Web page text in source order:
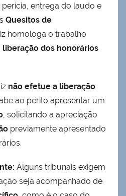
entrega do laudo e
Quesitos de
homologa o trabalho
liberação dos honorários
não efetue a liberação
ao perito apresentar um
, solicitando a apreciação
previamente apresentado
Alguns tribunais exigem
seja acompanhado de